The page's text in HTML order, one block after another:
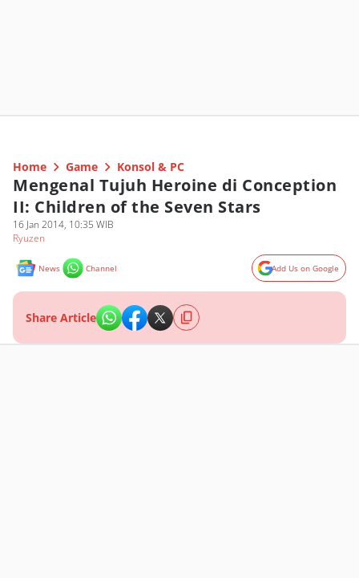
Home Game Konsol & PC
Mengenal Tujuh Heroine di Conception
II: Children of the Seven Stars
16 Jan 2014, 10:35 WIB
Ryuzen
News Channel Add Us on Google
Share Article